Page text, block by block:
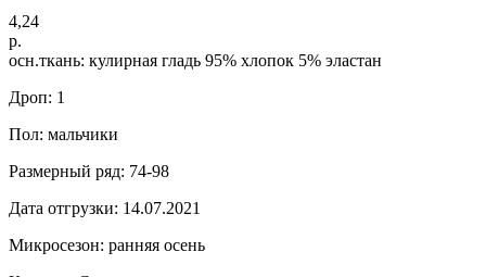
4,24
р.
осн.ткань: кулирная гладь 95% хлопок 5% эластан
Дроп: 1
Пол: мальчики
Размерный ряд: 74-98
Дата отгрузки: 14.07.2021
Микросезон: ранняя осень